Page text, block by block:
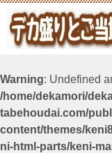
Warning: Undefined
/home/dekamori/
tabehoudai.com/
content/themes/
ni-html-parts/keni-